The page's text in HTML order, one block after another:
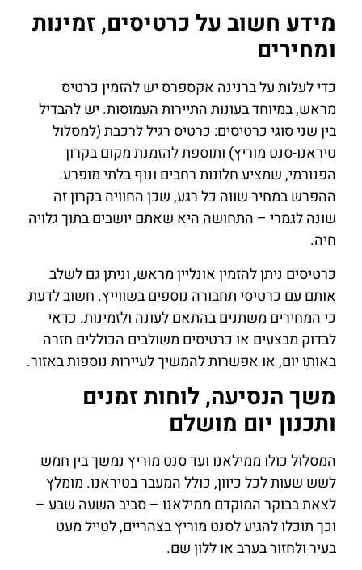
מידע חשוב על כרטיסים, זמינות
ומחירים
כדי לעלות על ברנינה אקספרס יש להזמין כרטיס
מראש, במיוחד בעונות התיירות העמוסות. יש להבדיל
בין שני סוגי כרטיסים: כרטיס רגיל לרכבת (למסלול
טיראנו-סנט מוריץ) ותוספת להזמנת מקום בקרון
הפנורמי, שמציע חלונות רחבים ונוף בלתי מופרע.
ההפרש במחיר שווה כל רגע, שכן החוויה בקרון זה
שונה לגמרי – התחושה היא שאתם יושבים בתוך גלויה
חיה.
כרטיסים ניתן להזמין אונליין מראש, וניתן גם לשלב
אותם עם כרטיסי תחבורה נוספים בשווייץ. חשוב לדעת
כי המחירים משתנים בהתאם לעונה ולזמינות. כדאי
לבדוק מבצעים או כרטיסים משולבים הכוללים חזרה
באותו יום, או אפשרות להמשיך לעיירות נוספות באזור.
משך הנסיעה, לוחות זמנים
ותכנון יום מושלם
המסלול כולו ממילאנו ועד סנט מוריץ נמשך בין חמש
לשש שעות לכל כיוון, כולל המעבר בטיראנו. מומלץ
לצאת בבוקר המוקדם ממילאנו – סביב השעה שבע –
וכך תוכלו להגיע לסנט מוריץ בצהריים, לטייל מעט
בעיר ולחזור בערב או ללון שם.